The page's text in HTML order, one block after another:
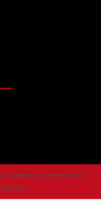
| Minden jog fenntartva. |